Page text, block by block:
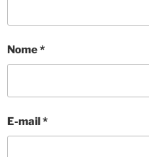
Nome*
E-mail*